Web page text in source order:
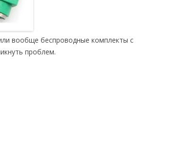
вообще беспроводные комплекты с
проблем.